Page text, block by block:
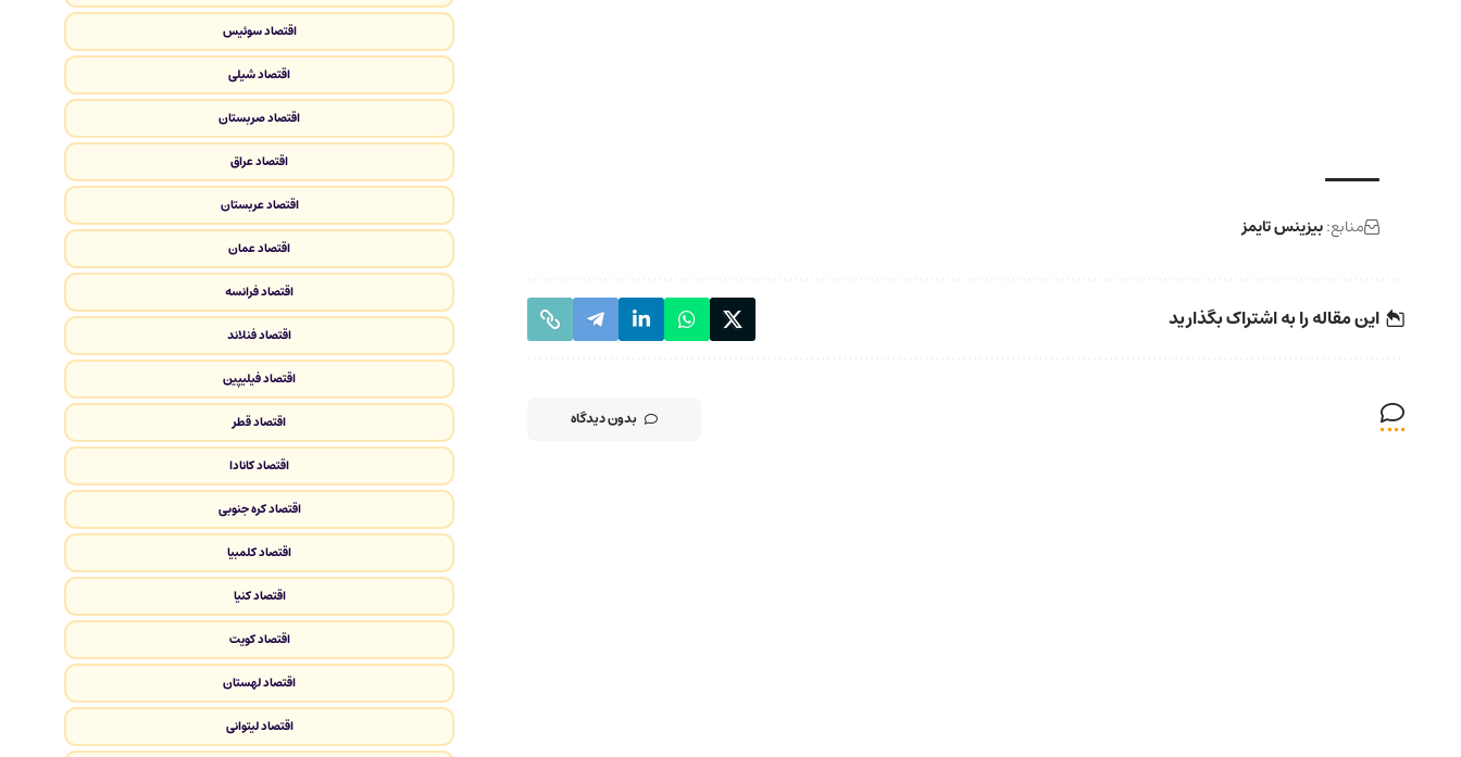
منابع:بیزینس تایمز
این مقاله را به اشتراک بگذارید
بدون دیدگاه
اقتصاد سوئیس
اقتصاد شیلی
اقتصاد صربستان
اقتصاد عراق
اقتصاد عربستان
اقتصاد عمان
اقتصاد فرانسه
اقتصاد فنلاند
اقتصاد فیلیپین
اقتصاد قطر
اقتصاد کانادا
اقتصاد کره جنوبی
اقتصاد کلمبیا
اقتصاد کنیا
اقتصاد کویت
اقتصاد لهستان
اقتصاد لیتوانی